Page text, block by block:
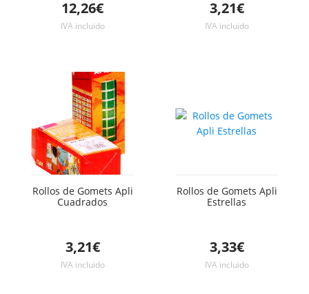
12,26€
IVA incluido
3,21€
IVA incluido
Rollos de Gomets Apli
Cuadrados
3,21€
IVA incluido
Rollos de Gomets Apli
Estrellas
3,33€
IVA incluido